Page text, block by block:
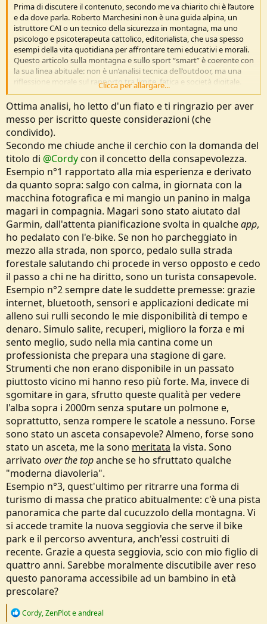
Prima di discutere il contenuto, secondo me va chiarito chi è l’autore
e da dove parla. Roberto Marchesini non è una guida alpina, un
istruttore CAI o un tecnico della sicurezza in montagna, ma uno
psicologo e psicoterapeuta cattolico, editorialista, che usa spesso
esempi della vita quotidiana per affrontare temi educativi e morali.
Questo articolo sulla montagna e sullo sport “smart” è coerente con
la sua linea abituale: non è un’analisi tecnica dell’outdoor, ma una
riflessione morale sul rapporto tra limite, fatica e società digitale.
Per questo va letto sapendo che la montagna è per lui soprattutto
una metafora potente, non l’oggetto primario di competenza.
Dentro questa cornice, ci sono passaggi che, a mio avviso, centrano
bene il punto. Quando l’autore ricorda che la montagna e gli sport
di fatica hanno valore proprio perché non sono neutri, perché ti
mettono davanti ai tuoi limiti fisici, mentali e tecnici, coglie un
aspetto che chi va in quota riconosce subito. È vera anche la critica
all’abbassamento eccessivo delle barriere d’ingresso tramite
tecnologia e infrastrutture: impianti, mezzi, dispositivi possono
trasformare un’esperienza formativa in consumo di scenario, dove
vai in quota con la stessa mentalità con cui andresti al centro
commerciale, aspettandoti servizi, comodità e “pacchetti di
esperienza” più che confronto autentico con l’ambiente. Il rischio
che l’outdoor si riduca a pratica instagrammabile ma poco educativa
è concreto: accumulo di cime e attività come prodotti da catalogo,
invece che come processi di crescita.
Il problema, secondo me, arriva quando l’articolo forza la mano. Il
salto da “si perde una dimensione educativa” a “si perde la nostra
umanità” è retoricamente efficace, ma concettualmente esagerato.
L’accessibilità non coincide automaticamente con la banalizzazione:
rendere un’attività più sicura o più diffusa può aprirla a persone che
altrimenti ne sarebbero escluse, senza togliere profondità a chi
sceglie percorsi più duri o più impegnativi. C’è anche un rischio di
snobismo implicito, quando sembra che la montagna “vera” esista
solo se è dura, selettiva e un po’ d’élite, mentre tutto ciò che passa
per mezzi moderni, strutture e percorsi mediati viene messo in una
categoria di esperienza di serie B. Inoltre la tecnologia viene quasi
sempre descritta come vettore di infantilizzazione, mentre in realtà
è uno strumento ambivalente: nelle mani giuste può favorire
consapevolezza, formazione e sicurezza, in quelle sbagliate
alimentare solo consumo superficiale. Non è lo strumento in sé a
decidere, ma il contesto e l’utilizzatore.
Qui per me entra anche il profilo personale: nel lavoro mi occupo di
efficienza, ottimizzazione, riduzione di sprechi, e nella montagna
vivo una tensione simile. Dire che uno sport diventa meno
pericoloso o più efficiente non significa dire che perde
automaticamente valore. Il valore non nasce dalla difficoltà gratuita
o dalla sofferenza fine a sé stessa, ma dal tipo di consapevolezza
che l’attività richiede, dal grado di responsabilità che ti assumi e dal
modo in cui ti relazioni all’ambiente e al tuo limite. È vero che alcune
configurazioni moderne dell’outdoor — usa e getta, turismo mordi
e fuggi, gadget incoerenti con le capacità reali dell’utilizzatore —
sono discutibili, e io stesso sarei molto critico sull’impiego di certi
strumenti quando vengono usati solo per mascherare
incompetenza o mancanza di preparazione. Ma non è la stessa cosa
che dire che l’efficienza è il nemico.
L’efficienza, nei processi come nello sport, è neutra: può ridurre
sprechi, migliorare la sicurezza e liberare tempo ed energie per
concentrarsi sulla parte significativa dell’esperienza. Diventa
pericolosa quando è usata per annullare deliberatamente ogni
Clicca per allargare...
Ottima analisi, ho letto d'un fiato e ti ringrazio per aver
messo per iscritto queste considerazioni (che
condivido).
Secondo me chiude anche il cerchio con la domanda del
titolo di @Cordycon il concetto della consapevolezza.
Esempio n°1 rapportato alla mia esperienza e derivato
da quanto sopra: salgo con calma, in giornata con la
macchina fotografica e mi mangio un panino in malga
magari in compagnia. Magari sono stato aiutato dal
Garmin, dall'attenta pianificazione svolta in qualcheapp,
ho pedalato con l'e-bike. Se non ho parcheggiato in
mezzo alla strada, non sporco, pedalo sulla strada
forestale salutando chi procede in verso opposto e cedo
il passo a chi ne ha diritto, sono un turista consapevole.
Esempio n°2 sempre date le suddette premesse: grazie
internet, bluetooth, sensori e applicazioni dedicate mi
alleno sui rulli secondo le mie disponibilità di tempo e
denaro. Simulo salite, recuperi, miglioro la forza e mi
sento meglio, sudo nella mia cantina come un
professionista che prepara una stagione di gare.
Strumenti che non erano disponibile in un passato
piuttosto vicino mi hanno reso più forte. Ma, invece di
sgomitare in gara, sfrutto queste qualità per vedere
l'alba sopra i 2000m senza sputare un polmone e,
soprattutto, senza rompere le scatole a nessuno. Forse
sono stato un asceta consapevole? Almeno, forse sono
stato un asceta, me la sono meritata la vista. Sono
arrivato over the topanche se ho sfruttato qualche
"moderna diavoleria".
Esempio n°3, quest'ultimo per ritrarre una forma di
turismo di massa che pratico abitualmente: c'è una pista
panoramica che parte dal cucuzzolo della montagna. Vi
si accede tramite la nuova seggiovia che serve il bike
park e il percorso avventura, anch'essi costruiti di
recente. Grazie a questa seggiovia, scio con mio figlio di
quattro anni. Sarebbe moralmente discutibile aver reso
questo panorama accessibile ad un bambino in età
prescolare?
R
Cordy,ZenPloteandreal